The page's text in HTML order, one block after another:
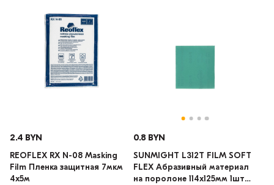
2.4 BYN
REOFLEX RX N-08 Masking
Film Пленка защитная 7мкм
4х5м
0.8 BYN
SUNMIGHT L312T FILM SOFT
FLEX Абразивный материал
на поролоне 114х125мм 1шт